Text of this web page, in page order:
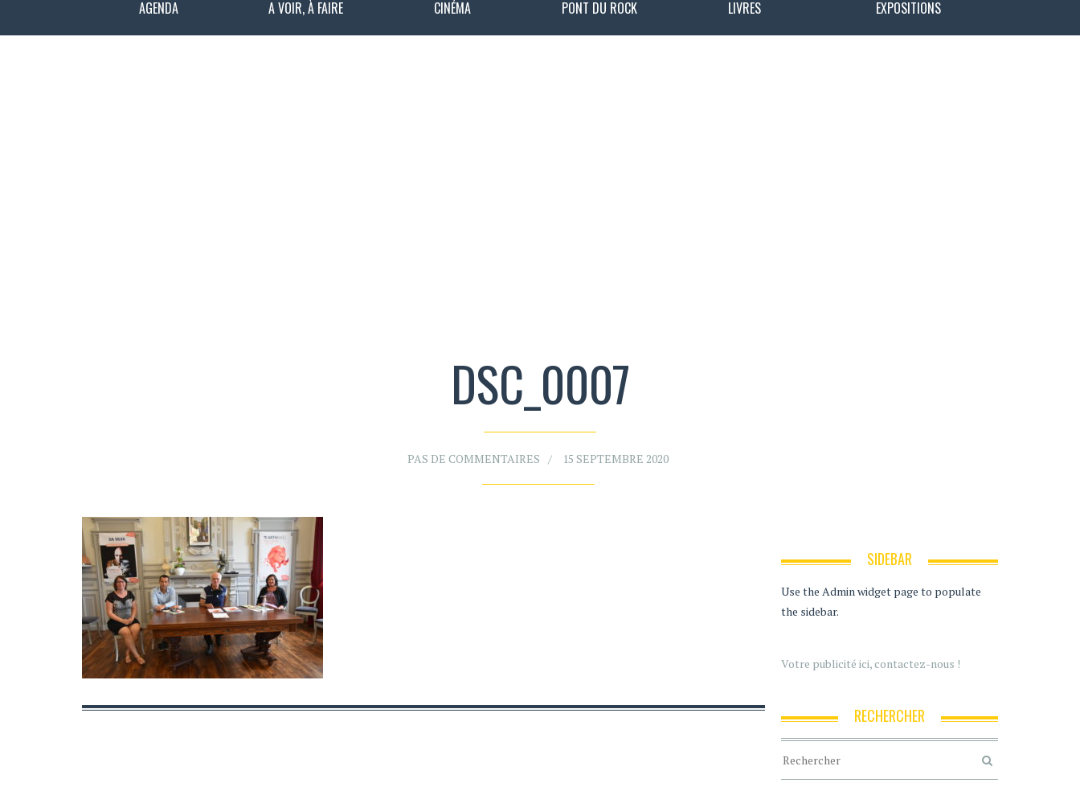
AGENDA A VOIR, À FAIRE CINÉMA PONT DU ROCK LIVRES EXPOSITIONS
DSC_0007
PAS DE COMMENTAIRES 15 SEPTEMBRE 2020
SIDEBAR
Use the Admin widget page to populate
the sidebar.
Votre publicité ici, contactez-nous !
RECHERCHER